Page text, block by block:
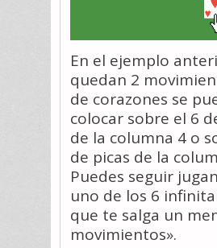
En el ejemplo
quedan 2
de corazones se
colocar sobre el 6
de la columna 4 o
de picas de la
Puedes seguir
uno de los 6
que te salga un
movimientos».